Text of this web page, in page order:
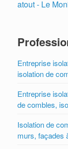
atout - Le
Entreprise
isolation de
Entreprise
de combles,
Isolation de
murs, façades